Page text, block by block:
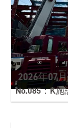
2026年07
No.085：K施